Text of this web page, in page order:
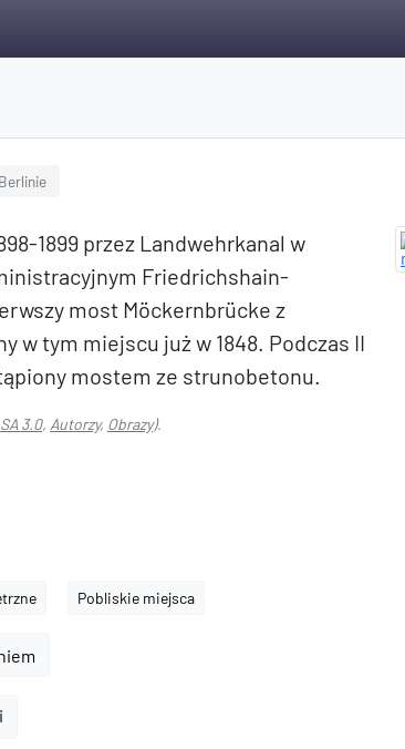
1899 przez Landwehrkanal w
Friedrichshain-
most Möckernbrücke z
w tym miejscu już w 1848. Podczas II
mostem ze strunobetonu.
3.0, Autorzy, Obrazy).
Pobliskie miejsca